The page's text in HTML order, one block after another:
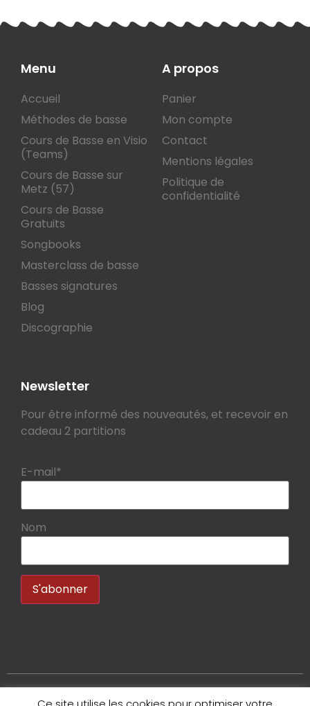
Menu
Accueil
Méthodes de basse
Cours de Basse en Visio
(Teams)
Cours de Basse sur
Metz (57)
Cours de Basse
Gratuits
Songbooks
Masterclass de basse
Basses signatures
Blog
Discographie
A propos
Panier
Mon compte
Contact
Mentions légales
Politique de
confidentialité
Newsletter
Pour être informé des nouveautés, et recevoir en
cadeau 2 partitions
E-mail*
Nom